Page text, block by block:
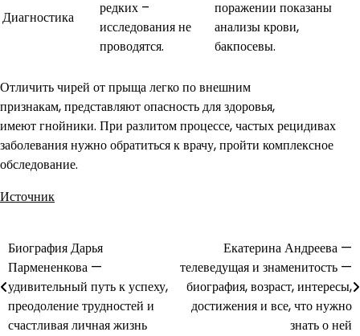
Диагностика
редких –
исследования не
проводятся.
поражении показаны
анализы крови,
бакпосевы.
Отличить чирей от прыща легко по внешним
признакам, представляют опасность для здоровья,
имеют гнойники. При разлитом процессе, частых рецидивах
заболевания нужно обратиться к врачу, пройти комплексное
обследование.
Источник
Навигация
по
записям
Биография Дарья
Пармененкова —
удивительный путь к успеху,
преодоление трудностей и
счастливая личная жизнь
Екатерина Андреева —
телеведущая и знаменитость —
биография, возраст, интересы,
достижения и все, что нужно
знать о ней